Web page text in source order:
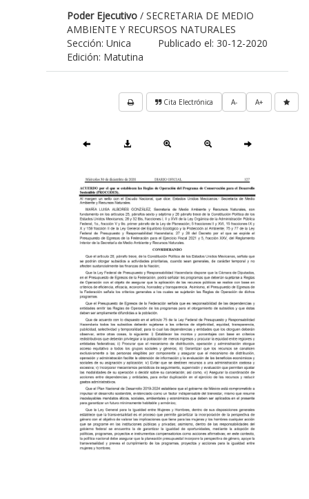
Poder Ejecutivo / SECRETARIA DE MEDIO
AMBIENTE Y RECURSOS NATURALES
Publicado el: 30-12-2020
Sección: Unica
Edición: Matutina
A+
A-
Cita Electrónica